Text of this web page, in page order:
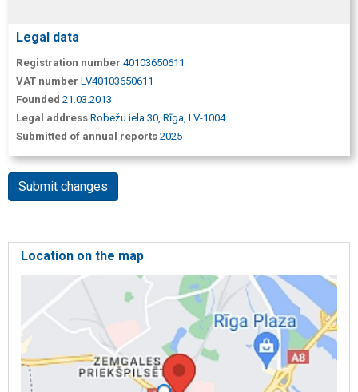
Legal data
Registration number 40103650611
VAT number LV40103650611
Founded 21.03.2013
Legal address Robežu iela 30, Rīga, LV-1004
Submitted of annual reports 2025
Submit changes
Location on the map